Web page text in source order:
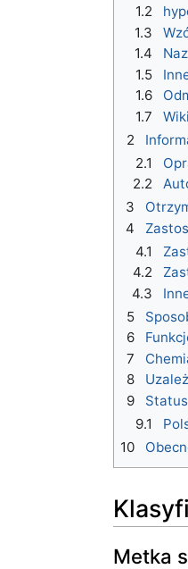
1.2
1.3
1.4
1.5
1.6
1.7
2
2.1
2.2
3
4
4.1
4.2
4.3
5
6
7
8
9
9.1
10
Metka